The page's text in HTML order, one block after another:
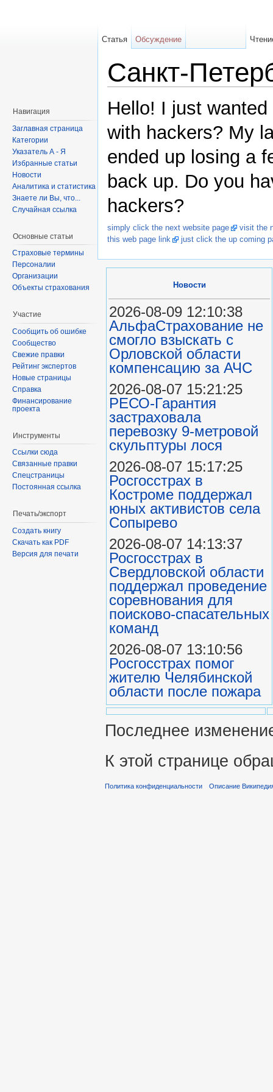
Санкт-
Hello! I just
with hackers? My
ended up losing a
back up. Do you
hackers?
simply click the next website page
visit the
this web page link
just click the up coming
Статья Обсуждение
Навигация
Заглавная страница
Категории
Указатель А - Я
Избранные статьи
Новости
Аналитика и статистика
Знаете ли Вы, что...
Случайная ссылка
Основные статьи
Страховые термины
Персоналии
Организации
Объекты страхования
Участие
Сообщить об ошибке
Сообщество
Свежие правки
Рейтинг экспертов
Новые страницы
Справка
Финансирование
проекта
Инструменты
Ссылки сюда
Связанные правки
Спецстраницы
Постоянная ссылка
Печать/экспорт
Создать книгу
Скачать как PDF
Версия для печати
Новости
2026-08-09 12:10:38
АльфаСтрахование не
смогло взыскать с
Орловской области
компенсацию за АЧС
2026-08-07 15:21:25
РЕСО-Гарантия
застраховала
перевозку 9-метровой
скульптуры лося
2026-08-07 15:17:25
Росгосстрах в
Костроме поддержал
юных активистов села
Сопырево
2026-08-07 14:13:37
Росгосстрах в
Свердловской области
поддержал проведение
соревнования для
поисково‑спасательных
команд
2026-08-07 13:10:56
Росгосстрах помог
жителю Челябинской
области после пожара
Последнее
К этой странице
Политика конфиденциальности Описание